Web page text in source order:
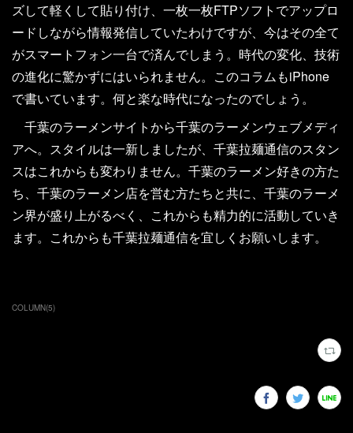
ズして軽くして貼り付け、一枚一枚FTPソフトでアップロ
ードしながら情報発信していたわけですが、今はその全て
がスマートフォン一台で済んでしまう。時代の変化、技術
の進化に驚かずにはいられません。このコラムもiPhone
で書いています。何と楽な時代になったのでしょう。
千葉のラーメンサイトから千葉のラーメンウェブメディ
アへ。スタイルは一新しましたが、千葉拉麺通信のスタン
スはこれからも変わりません。千葉のラーメン好きの方た
ち、千葉のラーメン店を営む方たちと共に、千葉のラーメ
ン界が盛り上がるべく、これからも精力的に活動していき
ます。これからも千葉拉麺通信を宜しくお願いします。
COLUMN(5)